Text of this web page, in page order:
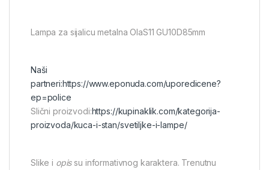
Lampa za sijalicu metalna OlaS11 GU10D85mm
Naši
partneri:https://www.eponuda.com/uporedicene?
ep=police
Slični proizvodi:https://kupinaklik.com/kategorija-
proizvoda/kuca-i-stan/svetiljke-i-lampe/
Slike i opissu informativnog karaktera. Trenutnu